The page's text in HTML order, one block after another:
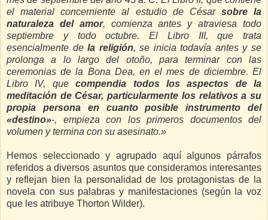
el material concerniente al estudio de César sobre la
naturaleza del amor, comienza antes y atraviesa todo
septiembre y todo octubre. El Libro III, que trata
esencialmente dela religión, se inicia todavía antes y se
prolonga a lo largo del otoño, para terminar con las
ceremonias de la Bona Dea, en el mes de diciembre. El
Libro IV, quecompendia todos los aspectos de la
meditación de César, particularmente los relativos a su
propia persona en cuanto posible instrumento del
«destino»-, empieza con los primeros documentos del
volumen y termina con su asesinato.»
Hemos seleccionado y agrupado aquí algunos párrafos
referidos a diversos asuntos que consideramos interesantes
y reflejan bien la personalidad de los protagonistas de la
novela con sus palabras y manifestaciones (según la voz
que les atribuye Thorton Wilder).